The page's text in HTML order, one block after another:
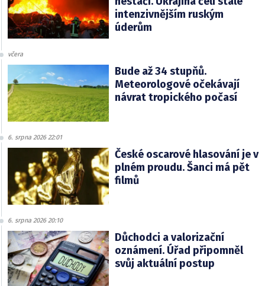
intenzivnějším ruským
úderům
včera
Bude až 34 stupňů.
Meteorologové očekávají
návrat tropického počasí
6. srpna 2026 22:01
České oscarové hlasování je v
plném proudu. Šanci má pět
filmů
6. srpna 2026 20:10
Důchodci a valorizační
oznámení. Úřad připomněl
svůj aktuální postup